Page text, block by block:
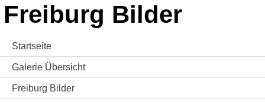
Freiburg Bilder
Startseite
Galerie Übersicht
Freiburg Bilder